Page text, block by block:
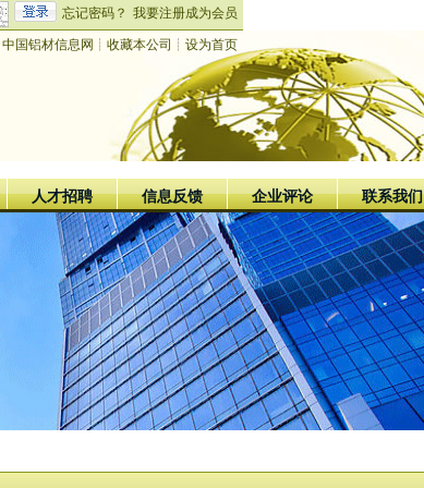
忘记密码？ 我要注册成为会员
中国铝材信息网 ┊ 收藏本公司 ┊ 设为首页
人才招聘 信息反馈 企业评论 联系我们